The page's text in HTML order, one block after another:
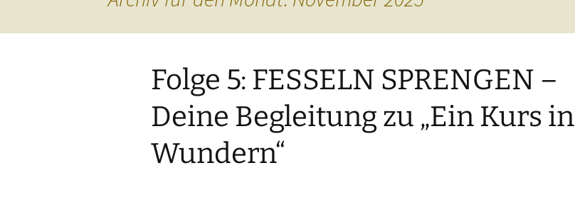
Geomantie
Folge 5: FESSELN SPRENGEN –
Deine Begleitung zu „Ein Kurs in
Wundern“